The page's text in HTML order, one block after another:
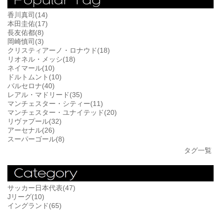
香川真司(14)
本田圭佑(17)
長友佑都(8)
岡崎慎司(3)
クリスティアーノ・ロナウド(18)
リオネル・メッシ(18)
ネイマール(10)
ドルトムント(10)
バルセロナ(40)
レアル・マドリード(35)
マンチェスター・シティー(11)
マンチェスター・ユナイテッド(20)
リヴァプール(32)
アーセナル(26)
スーパーゴール(8)
タグ一覧
サッカー日本代表(47)
Jリーグ(10)
イングランド(65)